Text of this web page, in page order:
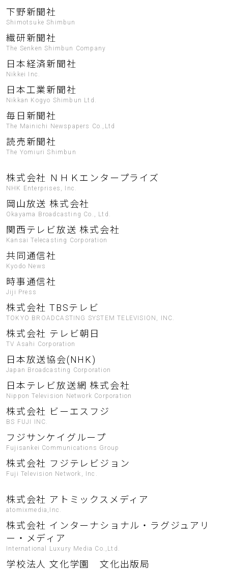
下野新聞社
Shimotsuke Shimbun
繊研新聞社
The Senken Shimbun Company
日本経済新聞社
Nikkei Inc.
日本工業新聞社
Nikkan Kogyo Shimbun Ltd.
毎日新聞社
The Mainichi Newspapers Co.,Ltd
読売新聞社
The Yomiuri Shimbun
株式会社 ＮＨＫエンタープライズ
NHK Enterprises, Inc.
岡山放送 株式会社
Okayama Broadcasting Co., Ltd.
関西テレビ放送 株式会社
Kansai Telecasting Corporation
共同通信社
Kyodo News
時事通信社
Jiji Press
株式会社 TBSテレビ
TOKYO BROADCASTING SYSTEM TELEVISION, INC.
株式会社 テレビ朝日
TV Asahi Corporation
日本放送協会(NHK)
Japan Broadcasting Corporation
日本テレビ放送網 株式会社
Nippon Television Network Corporation
株式会社 ビーエスフジ
BS FUJI INC.
フジサンケイグループ
Fujisankei Communications Group
株式会社 フジテレビジョン
Fuji Television Network, Inc.
株式会社 アトミックスメディア
atomixmedia,Inc.
株式会社 インターナショナル・ラグジュアリ
ー・メディア
International Luxury Media Co.,Ltd.
学校法人 文化学園 文化出版局